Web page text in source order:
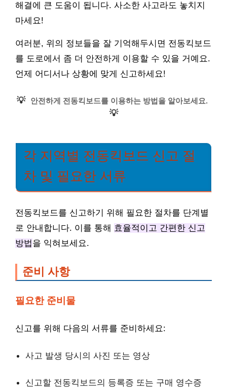
해결에 큰 도움이 됩니다. 사소한 사고라도 놓치지
마세요!
여러분, 위의 정보들을 잘 기억해두시면 전동킥보드
를 도로에서 좀 더 안전하게 이용할 수 있을 거예요.
언제 어디서나 상황에 맞게 신고하세요!
💡 안전하게 전동킥보드를 이용하는 방법을 알아보세요.
💡
각 지역별 전동킥보드 신고 절
차 및 필요한 서류
전동킥보드를 신고하기 위해 필요한 절차를 단계별
로 안내합니다. 이를 통해 효율적이고 간편한 신고
방법을 익혀보세요.
준비 사항
필요한 준비물
신고를 위해 다음의 서류를 준비하세요:
사고 발생 당시의 사진 또는 영상
신고할 전동킥보드의 등록증 또는 구매 영수증